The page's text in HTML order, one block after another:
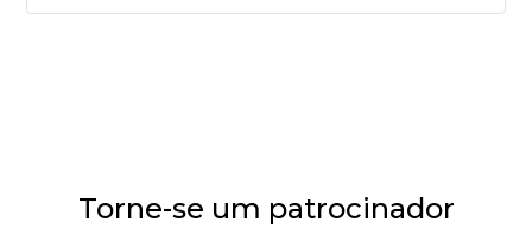
Torne-se um patrocinador